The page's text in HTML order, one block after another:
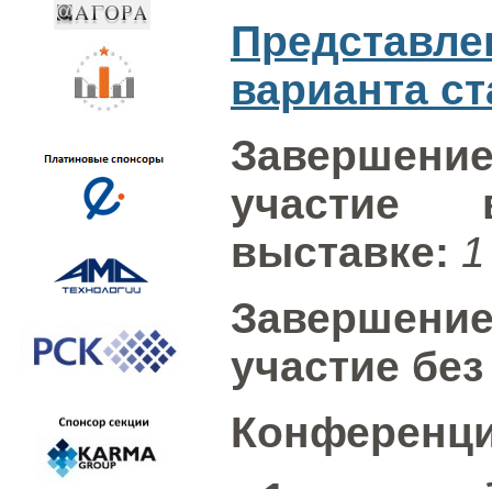
варианта
участие
выставке:
участие